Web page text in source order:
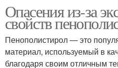
Опасения из-за
свойств
Пенополистирол — это
материал, используемый в
благодаря своим отличным